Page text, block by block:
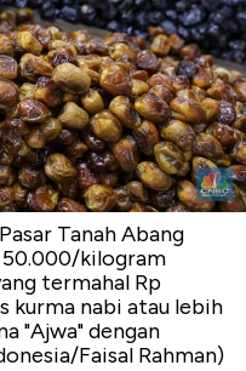
Tanah Abang
50.000/kilogram
termahal Rp
kurma nabi atau lebih
"Ajwa" dengan
Faisal Rahman)